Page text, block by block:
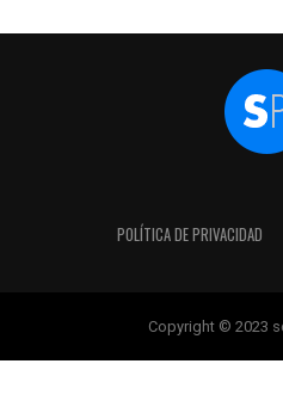
POLÍTICA DE PRIVACIDAD
Copyright © 2023